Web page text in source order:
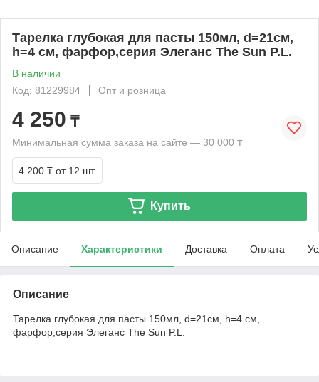
Тарелка глубокая для пасты 150мл, d=21см,
h=4 см, фарфор,серия Элеганс The Sun P.L.
В наличии
Код: 81229984
Опт и розница
4 250 ₸
Минимальная сумма заказа на сайте — 30 000 ₸
4 200 ₸ от 12 шт.
Купить
Описание Характеристики Доставка Оплата
Описание
Тарелка глубокая для пасты 150мл, d=21см, h=4 см,
фарфор,серия Элеганс The Sun P.L.